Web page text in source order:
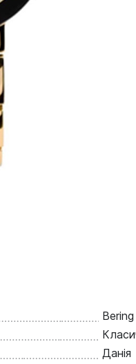
Bering
Данія